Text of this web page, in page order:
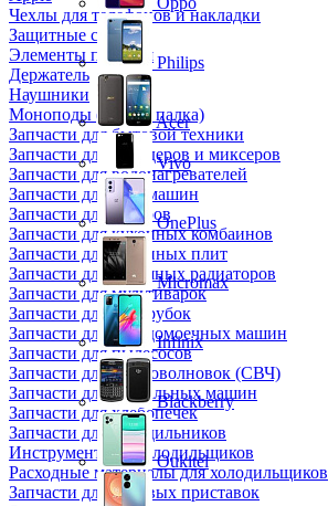
Чехлы для телефонов и накладки
Защитные стекла
Элементы питания
Держатель
Наушники
Моноподы (Селфи палка)
Запчасти для бытовой техники
Запчасти для блендеров и миксеров
Запчасти для водонагревателей
Запчасти для кофемашин
Запчасти для кулеров
Запчасти для кухонных комбаинов
Запчасти для кухонных плит
Запчасти для масляных радиаторов
Запчасти для мультиварок
Запчасти для мясорубок
Запчасти для посудомоечных машин
Запчасти для пылесосов
Запчасти для микроволновок (СВЧ)
Запчасти для стиральных машин
Запчасти для хлебопечек
Запчасти для холодильников
Инструмент для холодильщиков
Расходные материалы для холодильщиков
Запчасти для игровых приставок
Philips
Acer
Vivo
OnePlus
Micromax
Infinix
Blackberry
Oukitel